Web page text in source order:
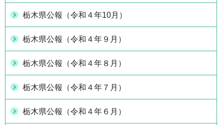
栃木県公報（令和４年10月）
栃木県公報（令和４年９月）
栃木県公報（令和４年８月）
栃木県公報（令和４年７月）
栃木県公報（令和４年６月）